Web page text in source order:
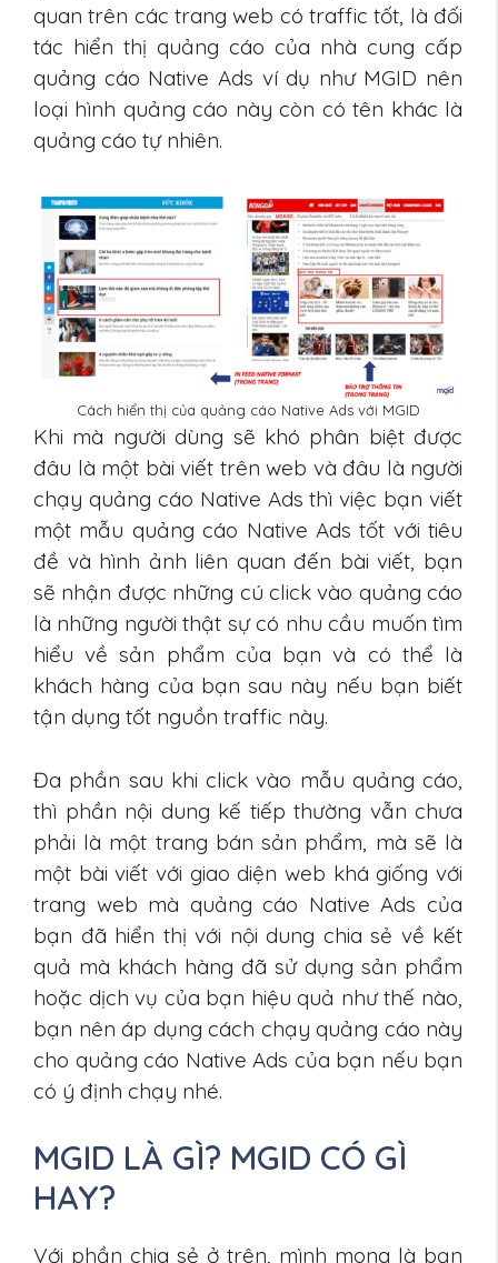
quan trên các trang web có traffic tốt, là đối
tác hiển thị quảng cáo của nhà cung cấp
quảng cáo Native Ads ví dụ như MGID nên
loại hình quảng cáo này còn có tên khác là
quảng cáo tự nhiên.
Cách hiển thị của quảng cáo Native Ads với MGID
Khi mà người dùng sẽ khó phân biệt được
đâu là một bài viết trên web và đâu là người
chạy quảng cáo Native Ads thì việc bạn viết
một mẫu quảng cáo Native Ads tốt với tiêu
đề và hình ảnh liên quan đến bài viết, bạn
sẽ nhận được những cú click vào quảng cáo
là những người thật sự có nhu cầu muốn tìm
hiểu về sản phẩm của bạn và có thể là
khách hàng của bạn sau này nếu bạn biết
tận dụng tốt nguồn traffic này.
Đa phần sau khi click vào mẫu quảng cáo,
thì phần nội dung kế tiếp thường vẫn chưa
phải là một trang bán sản phẩm, mà sẽ là
một bài viết với giao diện web khá giống với
trang web mà quảng cáo Native Ads của
bạn đã hiển thị với nội dung chia sẻ về kết
quả mà khách hàng đã sử dụng sản phẩm
hoặc dịch vụ của bạn hiệu quả như thế nào,
bạn nên áp dụng cách chạy quảng cáo này
cho quảng cáo Native Ads của bạn nếu bạn
có ý định chạy nhé.
MGID LÀ GÌ? MGID CÓ GÌ
HAY?
Với phần chia sẻ ở trên, mình mong là bạn